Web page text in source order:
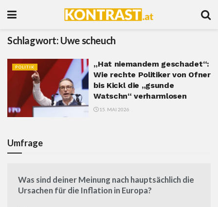
Schlagwort: Uwe scheuch
POLITIK
„Hat niemandem geschadet“:
Wie rechte Politiker von Ofner
bis Kickl die „gsunde
Watschn“ verharmlosen
15. MAI 2026
Umfrage
Was sind deiner Meinung nach hauptsächlich die
Ursachen für die Inflation in Europa?